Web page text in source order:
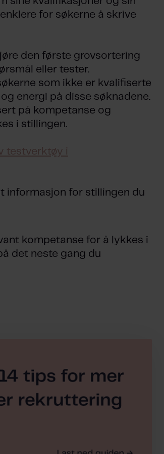
for søkerne å skrive
den første grovsortering
eller tester.
som ikke er kvalifiserte
energi på disse søknadene.
på kompetanse og
i stillingen.
testverktøy i
informasjon for stillingen du
kompetanse for å lykkes i
det neste gang du